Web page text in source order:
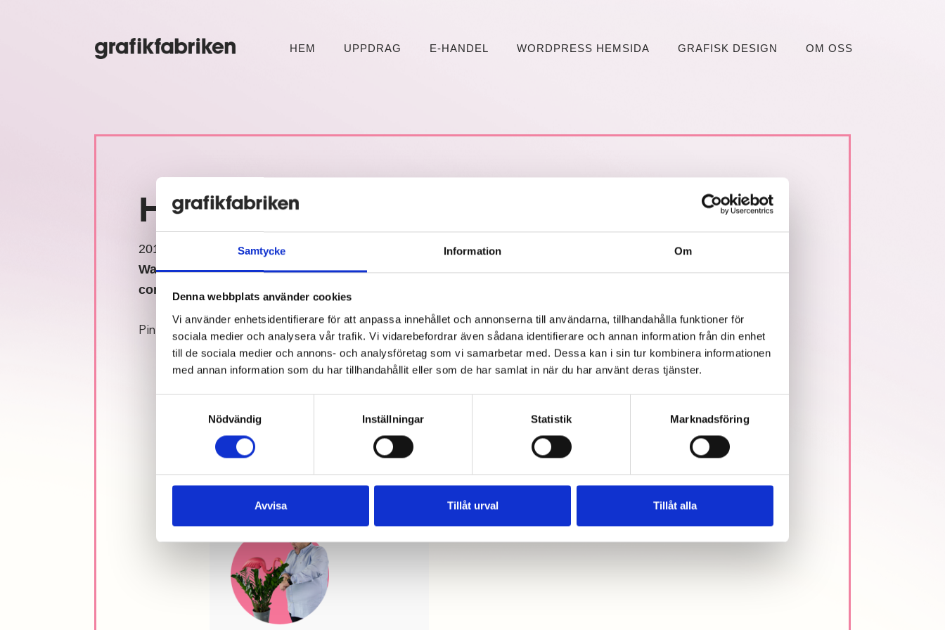
Samtycke Information Om
Denna webbplats använder cookies
Vi använder enhetsidentifierare för att anpassa innehållet och annonserna till användarna, tillhandahålla funktioner för
sociala medier och analysera vår trafik. Vi vidarebefordrar även sådana identifierare och annan information från din enhet
till de sociala medier och annons- och analysföretag som vi samarbetar med. Dessa kan i sin tur kombinera informationen
med annan information som du har tillhandahållit eller som de har samlat in när du har använt deras tjänster.
Nödvändig
Inställningar Statistik Marknadsföring
Avvisa Tillåt urval Tillåt alla
HEM UPPDRAG E-HANDEL WORDPRESS HEMSIDA GRAFISK DESIGN OM OSS
HAMPUS
2018 / 08 / 08
Warning: Trying to access array offset on false in/home/grafikfabriken/public_html/wp-
content/themes/_grafikfabriken/templates/content-single.php
Ping-pong-king med kod som modersmål, lever för lasagne-fredag.
PRATA MED DANIEL
BOKA IN 30 MINUTER NÄR DET